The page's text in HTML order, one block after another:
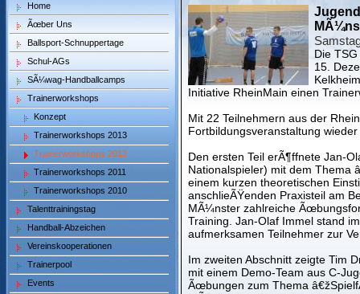
Home
Ãœber Uns
Ballsport-Schnuppertage
Schul-AGs
SÃ¼wag-Handballcamps
Trainerworkshops
Konzept
Trainerworkshops 2013
Trainerworkshops 2012
Trainerworkshops 2011
Trainerworkshops 2010
Talenttrainingstag
Handball-Abzeichen
Vereinskooperationen
Trainerpool
Events
Die
15.
Initiative RheinMain einen
Mit 22 Teilnehmern aus der
Fortbildungsveranstaltung
Den ersten Teil erÃ¶ffnete Jan-
Nationalspieler) mit dem Thema
einem kurzen theoretischen
anschlieÃŸenden Praxisteil am
MÃ¼nster zahlreiche
Training. Jan-Olaf Immel stand
aufmerksamen Teilnehmer zur
Im zweiten Abschnitt zeigte Tim
mit einem Demo-Team aus C-
Ãœbungen zum Thema